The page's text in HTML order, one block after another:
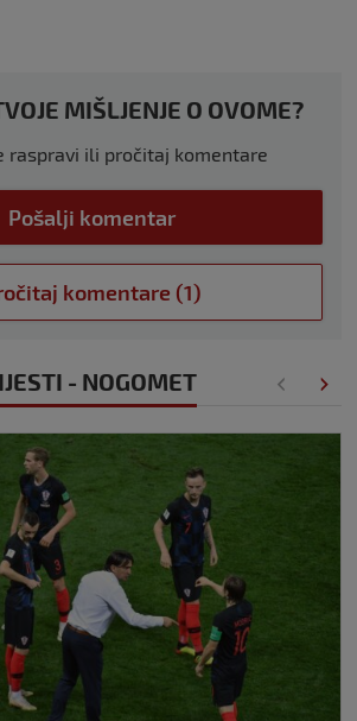
MIŠLJENJE O OVOME?
raspravi ili pročitaj komentare
Pošalji komentar
komentare (1)
- NOGOMET